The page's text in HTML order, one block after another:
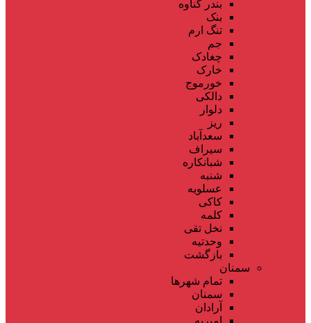
بندر گناوه
بنک
تنگ ارم
جم
چغادک
خارک
خورموج
دالکی
دلوار
ریز
سعدآباد
سیراف
شبانکاره
شنبه
عسلویه
کاکی
کلمه
نخل تقی
وحدتیه
بازگشت
سمنان
تمام شهر‌ها
سمنان
آرادان
امیریه